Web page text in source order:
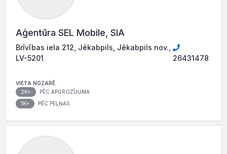
Aģentūra SEL Mobile, SIA
Brīvības iela 212, Jēkabpils, Jēkabpils nov.,
LV-5201
26431478
VIETA NOZARĒ
2K+ PĒC APGROZĪJUMA
1K+ PĒC PEĻŅAS